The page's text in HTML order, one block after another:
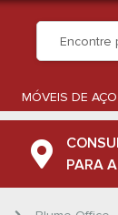
MÓVEIS DE AÇO
PARA